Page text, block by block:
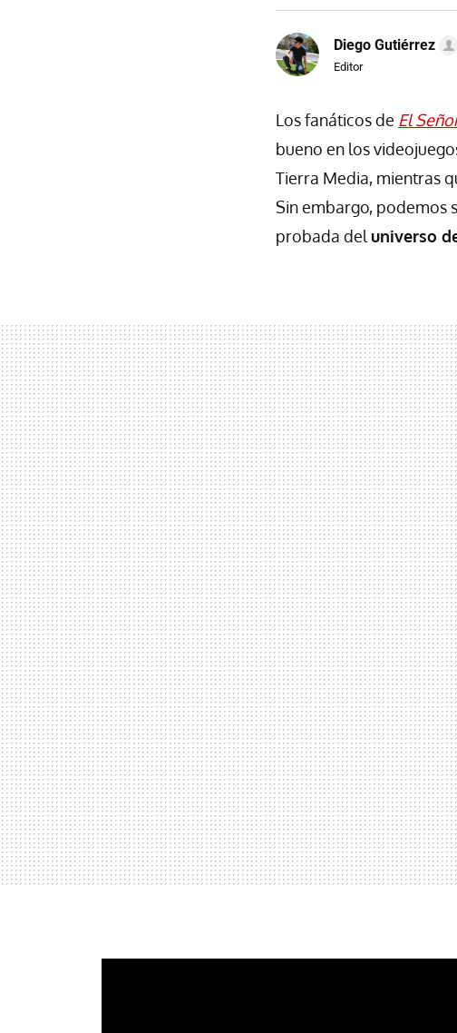
Diego Gutiérrez
Editor
Los fanáticos de El
bueno en los
Tierra Media, mientras
Sin embargo, podemos
probada del universo